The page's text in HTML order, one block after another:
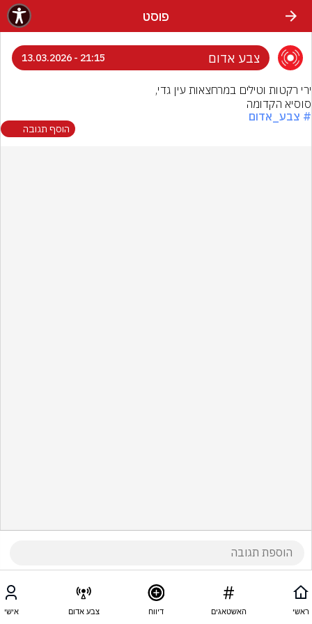
פוסט
צבע אדום 21:15 - 13.03.2026
סוסיא הקדומה
# צבע_אדום
הוסף תגובה
ראשי האשטאגים דיווח צבע אדום אישי